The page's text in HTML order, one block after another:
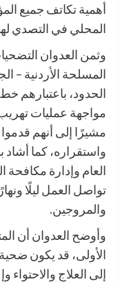
أهمية تكاتف جميع
المحلي في التصدي
وثمن العدوان
المسلحة الأردنية
الحدود، باعتبارهم
مواجهة عمليات
مشيرًا إلى أنهم
واستقراره، كما أشاد
العام وإدارة مكافحة
تواصل العمل ليلًا
والمروجين.
وأوضح العدوان أن
الأولى، قد يكون
إلى العلاج والاحتواء